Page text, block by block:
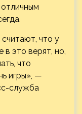
что у
это верят, но,
что
игры», —
служба